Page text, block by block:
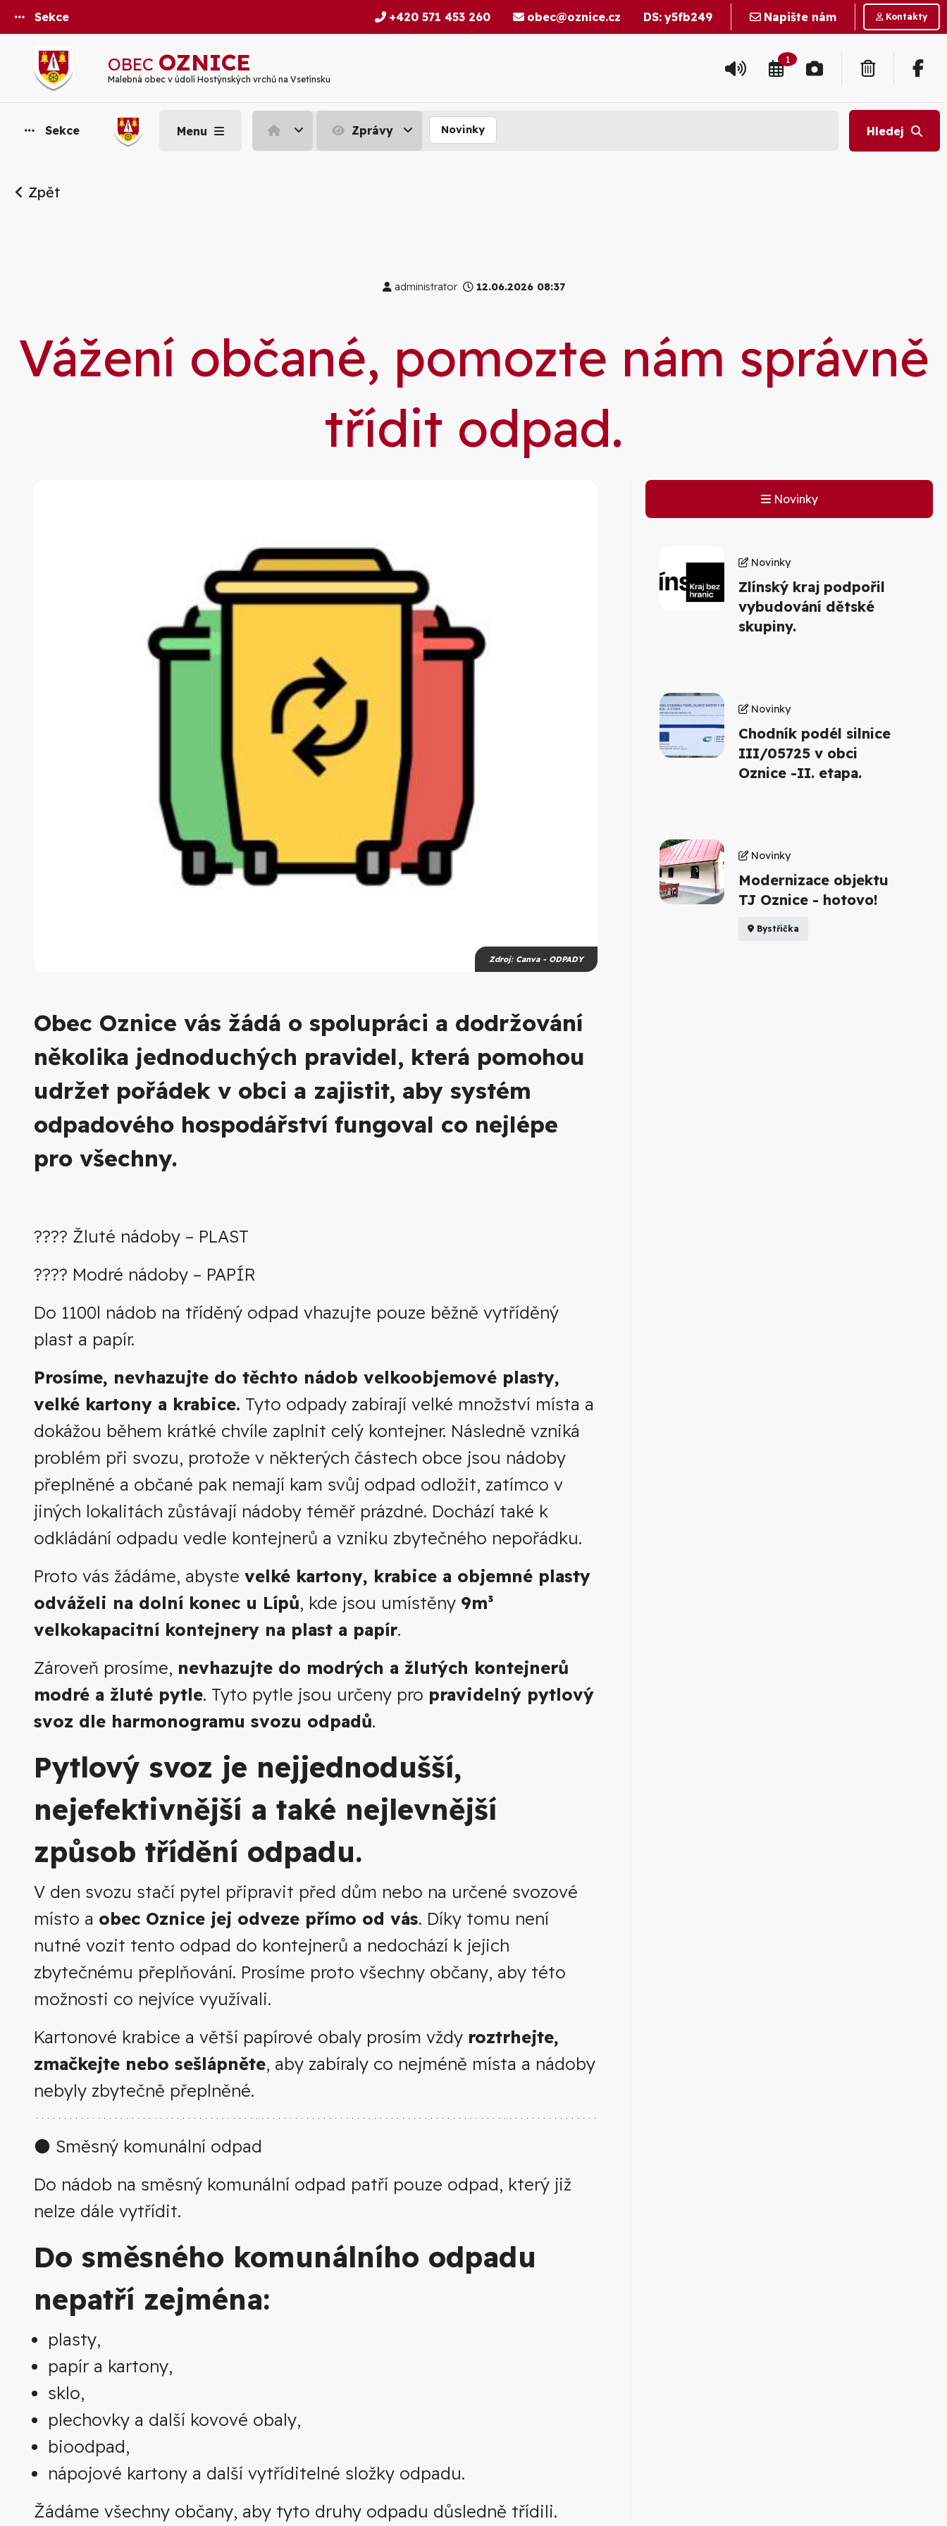
Sekce +420 571 453 260 obec@oznice.cz DS: y5fb249 Napište nám Kontakty
OBEC OZNICE
Malebná obec v údolí Hostýnských vrchů na Vsetínsku
1
Sekce Menu Zprávy Novinky Hledej
Zpět
administrator 12.06.2026 08:37
Vážení občané, pomozte nám správně
třídit odpad.
Zdroj: Canva - ODPADY
Obec Oznice vás žádá o spolupráci a dodržování
několika jednoduchých pravidel, která pomohou
udržet pořádek v obci a zajistit, aby systém
odpadového hospodářství fungoval co nejlépe
pro všechny.
???? Žluté nádoby – PLAST
???? Modré nádoby – PAPÍR
Do 1100l nádob na tříděný odpad vhazujte pouze běžně vytříděný
plast a papír.
Prosíme, nevhazujte do těchto nádob velkoobjemové plasty,
velké kartony a krabice. Tyto odpady zabírají velké množství místa a
dokážou během krátké chvíle zaplnit celý kontejner. Následně vzniká
problém při svozu, protože v některých částech obce jsou nádoby
přeplněné a občané pak nemají kam svůj odpad odložit, zatímco v
jiných lokalitách zůstávají nádoby téměř prázdné. Dochází také k
odkládání odpadu vedle kontejnerů a vzniku zbytečného nepořádku.
Proto vás žádáme, abyste velké kartony, krabice a objemné plasty
odváželi na dolní konec u Lípů, kde jsou umístěny 9m³
velkokapacitní kontejnery na plast a papír.
Zároveň prosíme, nevhazujte do modrých a žlutých kontejnerů
modré a žluté pytle. Tyto pytle jsou určeny pro pravidelný pytlový
svoz dle harmonogramu svozu odpadů.
Pytlový svoz je nejjednodušší,
nejefektivnější a také nejlevnější
způsob třídění odpadu.
V den svozu stačí pytel připravit před dům nebo na určené svozové
místo a obec Oznice jej odveze přímo od vás. Díky tomu není
nutné vozit tento odpad do kontejnerů a nedochází k jejich
zbytečnému přeplňování. Prosíme proto všechny občany, aby této
možnosti co nejvíce využívali.
Kartonové krabice a větší papírové obaly prosím vždy roztrhejte,
zmačkejte nebo sešlápněte, aby zabíraly co nejméně místa a nádoby
nebyly zbytečně přeplněné.
⚫ Směsný komunální odpad
Do nádob na směsný komunální odpad patří pouze odpad, který již
nelze dále vytřídit.
Do směsného komunálního odpadu
nepatří zejména:
plasty,
papír a kartony,
sklo,
plechovky a další kovové obaly,
bioodpad,
nápojové kartony a další vytříditelné složky odpadu.
Žádáme všechny občany, aby tyto druhy odpadu důsledně třídili.
Novinky
Novinky
Zlínský kraj podpořil
vybudování dětské
skupiny.
Novinky
Chodník podél silnice
III/05725 v obci
Oznice -II. etapa.
Novinky
Modernizace objektu
TJ Oznice - hotovo!
Bystřička